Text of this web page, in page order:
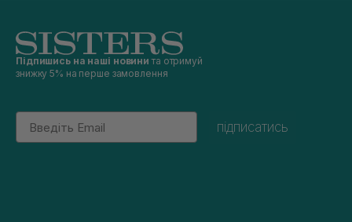
Підпишись на наші новини та отримуй
знижку 5% на перше замовлення
Email
підписатись